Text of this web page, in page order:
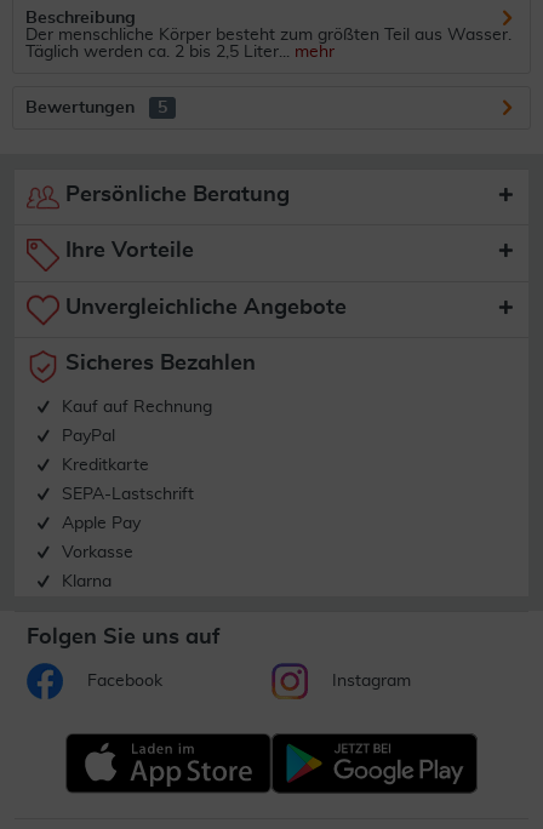
Beschreibung
Der menschliche Körper besteht zum größten Teil aus Wasser.
Täglich werden ca. 2 bis 2,5 Liter... mehr
Bewertungen 5
Persönliche Beratung
Ihre Vorteile
Unvergleichliche Angebote
Sicheres Bezahlen
Kauf auf Rechnung
PayPal
Kreditkarte
SEPA-Lastschrift
Apple Pay
Vorkasse
Klarna
Folgen Sie uns auf
Facebook Instagram